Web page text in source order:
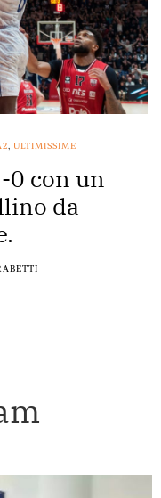
, ULTIMISSIME
0 con un
da